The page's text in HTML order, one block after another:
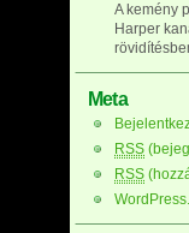
A kemény
Harper
Meta
RSS
RSS